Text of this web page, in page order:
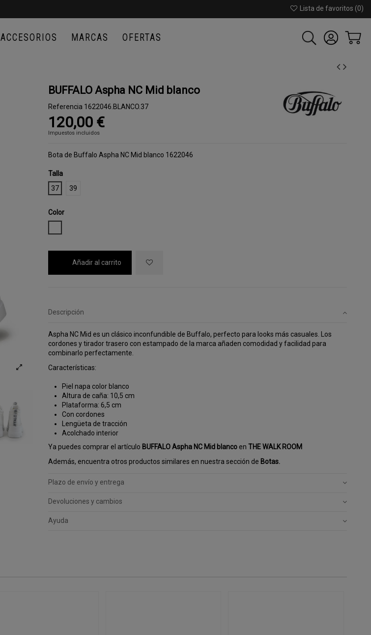
Lista de favoritos (0)
ACCESORIOS MARCAS OFERTAS
BUFFALO Aspha NC Mid blanco
Referencia 1622046.BLANCO.37
120,00 €
Impuestos incluidos
Bota de Buffalo Aspha NC Mid blanco 1622046
Talla
37
39
Color
Añadir al carrito
Descripción
Aspha NC Mid es un clásico inconfundible de Buffalo, perfecto para looks más casuales. Los
cordones y tirador trasero con estampado de la marca añaden comodidad y facilidad para
combinarlo perfectamente.
Características:
Piel napa color blanco
Altura de caña: 10,5 cm
Plataforma: 6,5 cm
Con cordones
Lengüeta de tracción
Acolchado interior
Ya puedes comprar el artículo BUFFALO Aspha NC Mid blancoen THE WALK ROOM
Además, encuentra otros productos similares en nuestra sección de Botas.
Plazo de envío y entrega
Devoluciones y cambios
Ayuda